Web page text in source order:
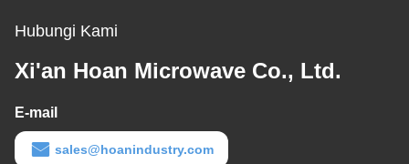
Hubungi Kami
Xi'an Hoan Microwave Co., Ltd.
E-mail
sales@hoanindustry.com